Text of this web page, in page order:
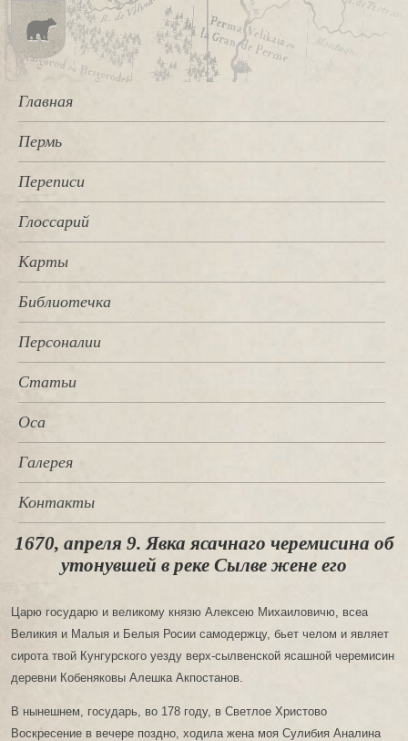
Главная
Пермь
Переписи
Глоссарий
Карты
Библиотечка
Персоналии
Статьи
Оса
Галерея
Контакты
1670, апреля 9. Явка ясачнаго черемисина об
утонувшей в реке Сылве жене его
Царю государю и великому князю Алексею Михаиловичю, всеа
Великия и Малыя и Белыя Росии самодержцу, бьет челом и являет
сирота твой Кунгурского уезду верх-сылвенской ясашной черемисин
деревни Кобеняковы Алешка Акпостанов.
В нынешнем, государь, во 178 году, в Светлое Христово
Воскресение в вечере поздно, ходила жена моя Сулибия Аналина